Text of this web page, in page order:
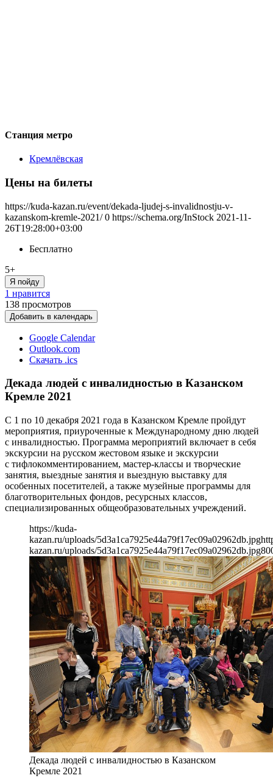
Станция метро
Кремлёвская
Цены на билеты
https://kuda-kazan.ru/event/dekada-ljudej-s-invalidnostju-v-
kazanskom-kremle-2021/ 0 https://schema.org/InStock 2021-11-
26T19:28:00+03:00
Бесплатно
5+
Я пойду
1 нравится
138 просмотров
Добавить в календарь
Google Calendar
Outlook.com
Скачать .ics
Декада людей с инвалидностью в Казанском
Кремле 2021
С 1 по 10 декабря 2021 года в Казанском Кремле пройдут
мероприятия, приуроченные к Международному дню людей
с инвалидностью. Программа мероприятий включает в себя
экскурсии на русском жестовом языке и экскурсии
с тифлокомментированием, мастер-классы и творческие
занятия, выездные занятия и выездную выставку для
особенных посетителей, а также музейные программы для
благотворительных фондов, ресурсных классов,
специализированных общеобразовательных учреждений.
https://kuda-
kazan.ru/uploads/5d3a1ca7925e44a79f17ec09a02962db.jpg
kazan.ru/uploads/5d3a1ca7925e44a79f17ec09a02962db.jpg
Декада людей с инвалидностью в Казанском
Кремле 2021